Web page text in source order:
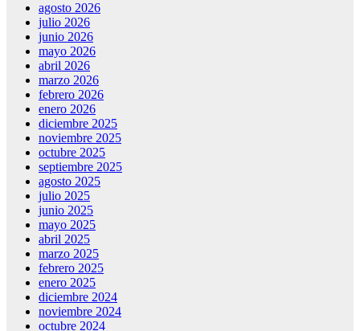
agosto 2026
julio 2026
junio 2026
mayo 2026
abril 2026
marzo 2026
febrero 2026
enero 2026
diciembre 2025
noviembre 2025
octubre 2025
septiembre 2025
agosto 2025
julio 2025
junio 2025
mayo 2025
abril 2025
marzo 2025
febrero 2025
enero 2025
diciembre 2024
noviembre 2024
octubre 2024